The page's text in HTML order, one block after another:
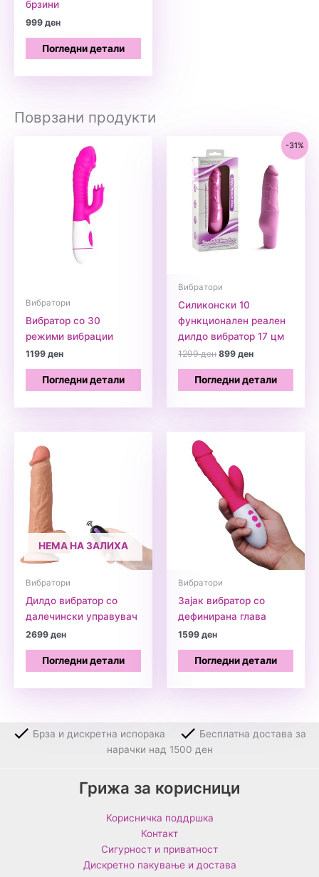
брзини
999ден
Погледни детали
Поврзани продукти
Вибратори
Вибратор со 30
режими вибрации
1199ден
Погледни детали
-31%
Вибратори
Силиконски 10
функционален реален
дилдо вибратор 17 цм
1299денOriginal
was:
1299 ден.
899денCurrent
is:
Погледни детали
НЕМА НА ЗАЛИХА
Вибратори
Дилдо вибратор со
далечински управувач
2699ден
Погледни детали
Вибратори
Зајак вибратор со
дефинирана глава
1599ден
Погледни детали
Брза и дискретна испорака
Бесплатна достава за
нарачки над 1500 ден
Грижа за корисници
Корисничка поддршка
Контакт
Сигурност и приватност
Дискретно пакување и достава